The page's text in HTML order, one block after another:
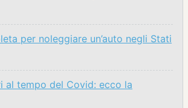
per noleggiare un’auto negli Stati
al tempo del Covid: ecco la